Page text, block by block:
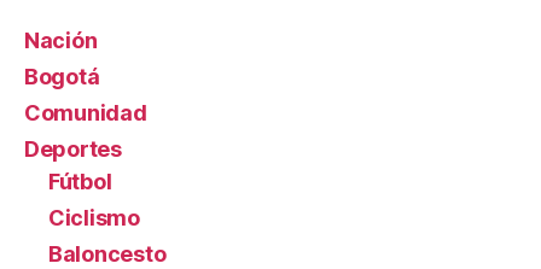
Nación
Bogotá
Comunidad
Deportes
Fútbol
Ciclismo
Baloncesto